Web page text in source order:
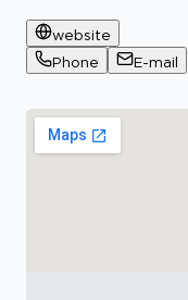
website
Phone
E-mail